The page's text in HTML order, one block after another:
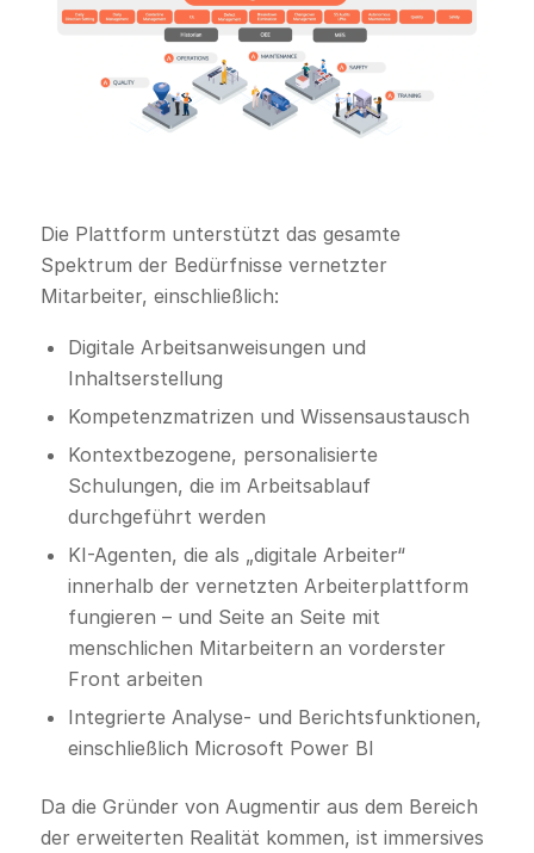
Die Plattform unterstützt das gesamte
Spektrum der Bedürfnisse vernetzter
Mitarbeiter, einschließlich:
Digitale Arbeitsanweisungen und
Inhaltserstellung
Kompetenzmatrizen und Wissensaustausch
Kontextbezogene, personalisierte
Schulungen, die im Arbeitsablauf
durchgeführt werden
KI-Agenten, die als „digitale Arbeiter“
innerhalb der vernetzten Arbeiterplattform
fungieren – und Seite an Seite mit
menschlichen Mitarbeitern an vorderster
Front arbeiten
Integrierte Analyse- und Berichtsfunktionen,
einschließlich Microsoft Power BI
Da die Gründer von Augmentir aus dem Bereich
der erweiterten Realität kommen, ist immersives